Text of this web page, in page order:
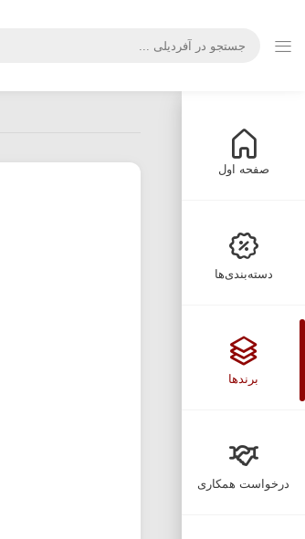
صفحه اول
دسته‌بندی‌ها
برندها
درخواست همکاری